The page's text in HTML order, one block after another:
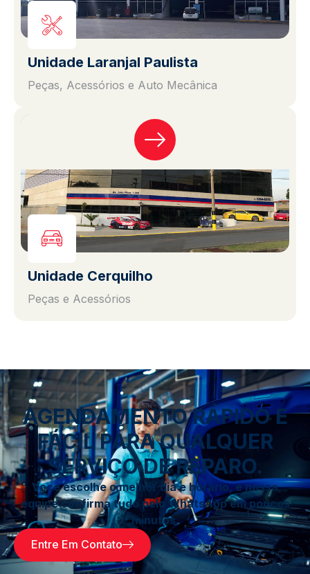
Unidade Laranjal Paulista
Peças, Acessórios e Auto Mecânica
Unidade Cerquilho
Peças e Acessórios
AGENDAMENTO RÁPIDO E
FÁCIL PARA QUALQUER
SERVIÇO DE REPARO.
Você escolhe o melhor dia e horário, e nossa
equipe confirma tudo pelo WhatsApp em poucos
minutos.
Entre Em Contato